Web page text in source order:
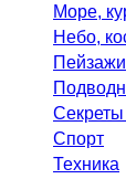
Море,
Небо,
Пейзажи
Спорт
Техника